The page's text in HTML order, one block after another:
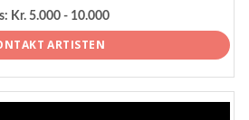
Kr. 5.000 - 10.000
ARTISTEN